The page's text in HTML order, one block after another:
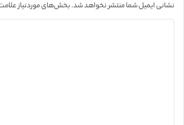
نشانی ایمیل شما منتشر نخواهد شد.بخش‌های موردنیاز